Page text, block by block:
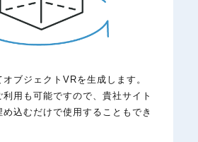
ブジェクトVRを生成します。
用も可能ですので、貴社サイト
込むだけで使用することもでき